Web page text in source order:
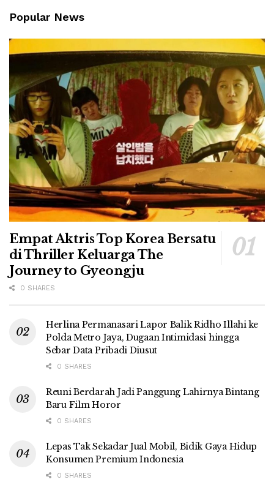
Popular News
Empat Aktris Top Korea Bersatu
di Thriller Keluarga The
Journey to Gyeongju
0 SHARES
Herlina Permanasari Lapor Balik Ridho Illahi ke
Polda Metro Jaya, Dugaan Intimidasi hingga
Sebar Data Pribadi Diusut
0 SHARES
Reuni Berdarah Jadi Panggung Lahirnya Bintang
Baru Film Horor
0 SHARES
Lepas Tak Sekadar Jual Mobil, Bidik Gaya Hidup
Konsumen Premium Indonesia
0 SHARES